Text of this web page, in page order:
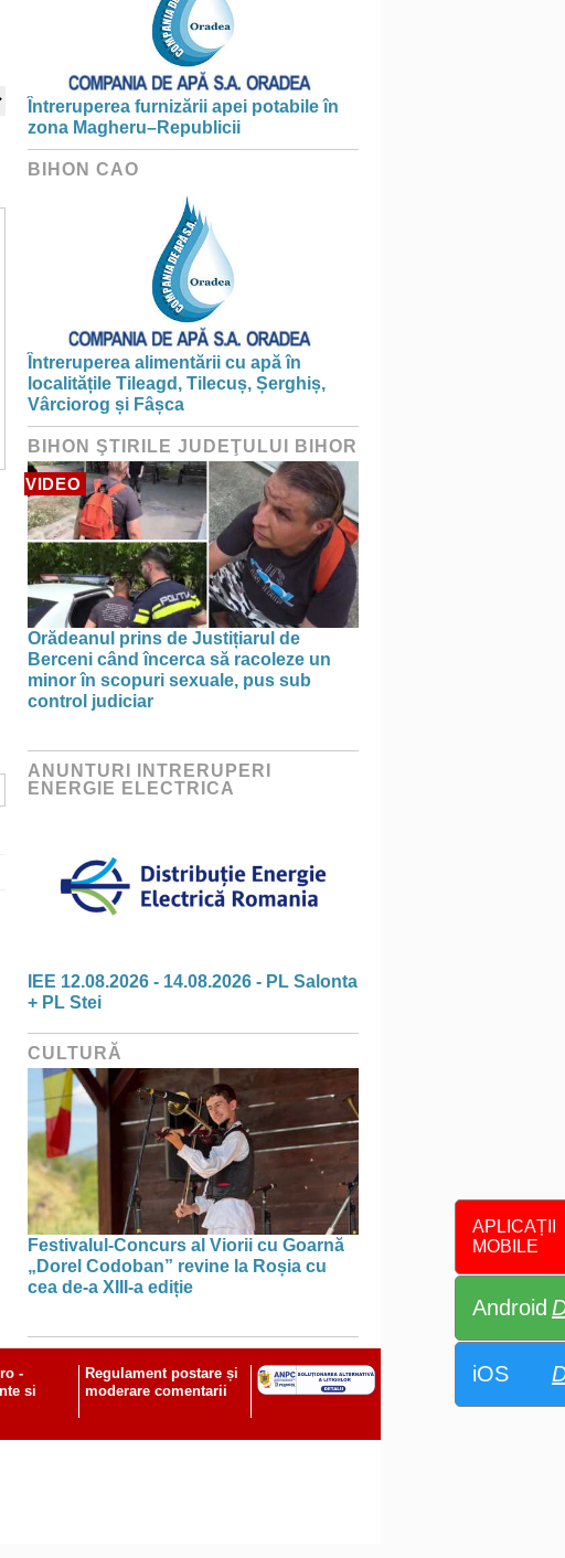
APLICAȚII
MOBILE
Android
iOS
Întreruperea furnizării apei potabile în
zona Magheru–Republicii
BIHON CAO
Întreruperea alimentării cu apă în
localitățile Tileagd, Tilecuș, Șerghiș,
Vârciorog și Fâșca
BIHON ŞTIRILE JUDEŢULUI BIHOR
VIDEO
Orădeanul prins de Justițiarul de
Berceni când încerca să racoleze un
minor în scopuri sexuale, pus sub
control judiciar
ANUNTURI INTRERUPERI
ENERGIE ELECTRICA
IEE 12.08.2026 - 14.08.2026 - PL Salonta
+ PL Stei
CULTURĂ
Festivalul-Concurs al Viorii cu Goarnă
„Dorel Codoban” revine la Roșia cu
cea de-a XIII-a ediție
Regulament postare și
moderare comentarii